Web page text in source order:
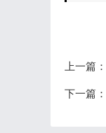
上一篇：
下一篇：